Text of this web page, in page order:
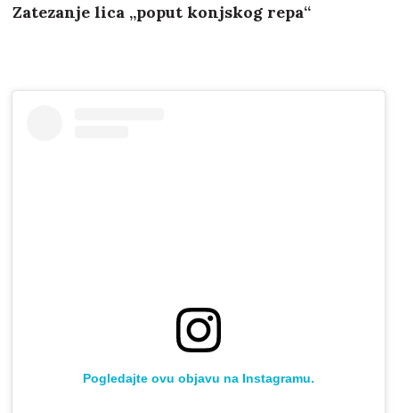
Zatezanje lica „poput konjskog repa“
Pogledajte ovu objavu na Instagramu.